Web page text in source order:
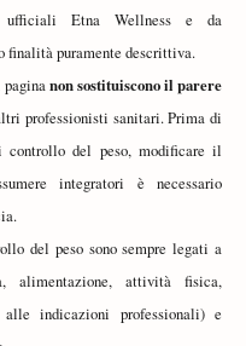
Etna Wellness e da
finalità puramente descrittiva.
non sostituiscono il parere
professionisti sanitari. Prima di
controllo del peso, modificare il
integratori è necessario
del peso sono sempre legati a
attività fisica,
alle indicazioni professionali) e